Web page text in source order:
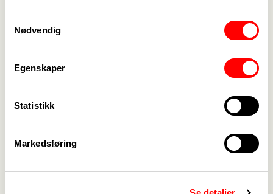
Nødvendig
Egenskaper
Statistikk
Markedsføring
klubbtillitsvalgt, Beate Veronica Munkvold som
som klubbstyremedlem.
Dette er det første klubbstyre som etablert i